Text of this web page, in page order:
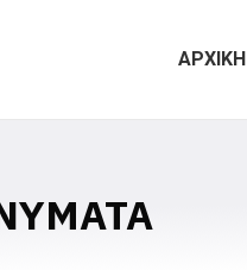
ΑΡΧΙΚΗ